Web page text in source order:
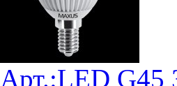
Арт.:LED G45